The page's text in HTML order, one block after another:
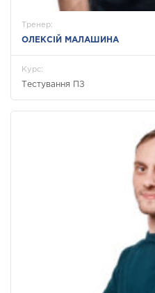
Тренер:
ОЛЕКСІЙ МАЛАШИНА
Курс:
Тестування ПЗ